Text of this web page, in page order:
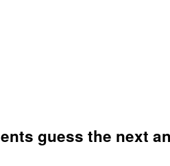
guess the next